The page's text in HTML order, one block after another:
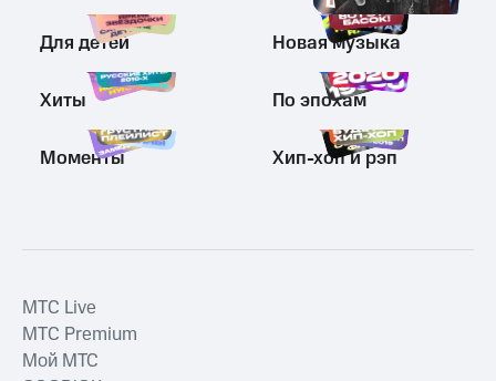
Для детей Новая музыка
Хиты По эпохам
Моменты Хип-хоп и рэп
MTС Live
MTС Premium
Мой МТС